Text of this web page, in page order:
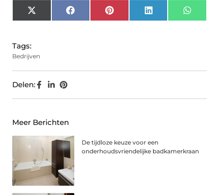
X
(Twitter)
FacebookPinterest LinkedIn
Tags:
Bedrijven
Delen:
Meer Berichten
De tijdloze keuze voor een
onderhoudsvriendelijke badkamerkraan